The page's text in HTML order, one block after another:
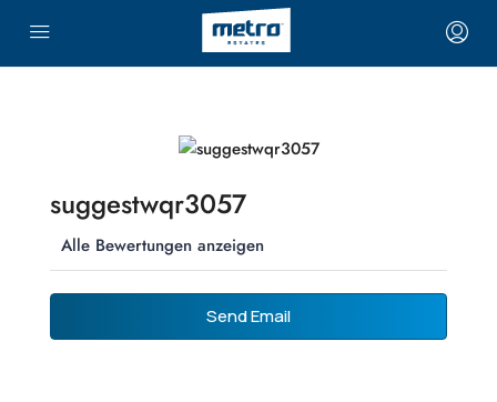
suggestwqr3057
Alle Bewertungen anzeigen
Send Email